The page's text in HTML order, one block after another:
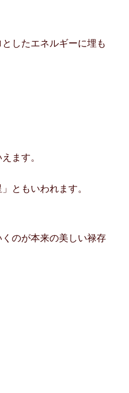
したエネルギーに埋も
ます。
ともいわれます。
のが本来の美しい禄存